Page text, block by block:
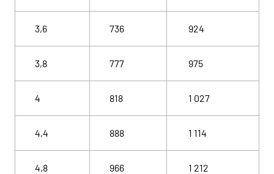
3,6 736 924
3,8 777 975
4 818 1 027
4,4 888 1 114
4,8 966 1 212